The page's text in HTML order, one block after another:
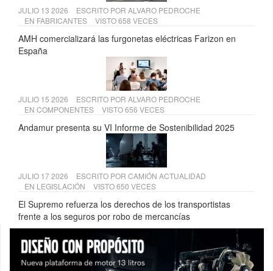
JULIO 13 2026 ESCRITO POR ALVARO PEDROCHE
EN FABRICANTES VISTO 658 VECES
AMH comercializará las furgonetas eléctricas Farizon en
España
JULIO 15 2026 ESCRITO POR ALVARO PEDROCHE
EN COMPONENTES VISTO 656 VECES
Andamur presenta su VI Informe de Sostenibilidad 2025
JULIO 17 2026 ESCRITO POR CAMIÓN ACTUALIDAD
EN LEGISLACIÓN VISTO 650 VECES
El Supremo refuerza los derechos de los transportistas
frente a los seguros por robo de mercancías